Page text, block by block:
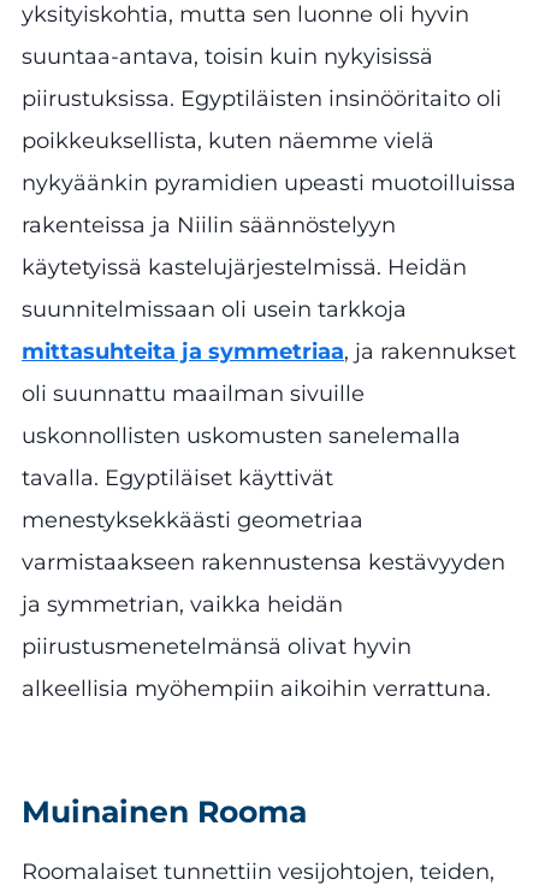
yksityiskohtia, mutta sen luonne oli hyvin
suuntaa-antava, toisin kuin nykyisissä
piirustuksissa. Egyptiläisten insinööritaito oli
poikkeuksellista, kuten näemme vielä
nykyäänkin pyramidien upeasti muotoilluissa
rakenteissa ja Niilin säännöstelyyn
käytetyissä kastelujärjestelmissä. Heidän
suunnitelmissaan oli usein tarkkoja
mittasuhteita ja symmetriaa, ja rakennukset
oli suunnattu maailman sivuille
uskonnollisten uskomusten sanelemalla
tavalla. Egyptiläiset käyttivät
menestyksekkäästi geometriaa
varmistaakseen rakennustensa kestävyyden
ja symmetrian, vaikka heidän
piirustusmenetelmänsä olivat hyvin
alkeellisia myöhempiin aikoihin verrattuna.
Muinainen Rooma
Roomalaiset tunnettiin vesijohtojen, teiden,